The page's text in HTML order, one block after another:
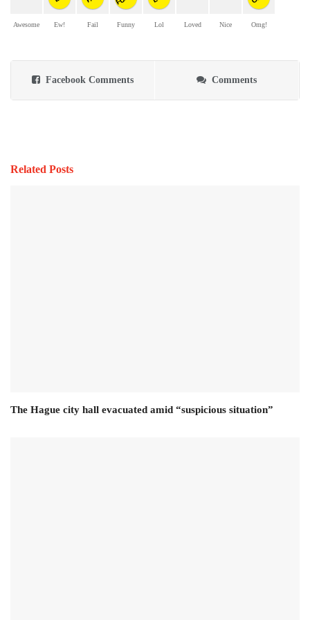
Awesome Ew! Fail Funny Lol Loved Nice Omg!
Facebook Comments Comments
Related Posts
The Hague city hall evacuated amid “suspicious situation”